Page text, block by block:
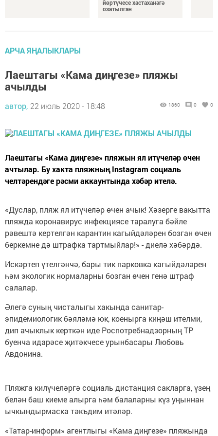
йөртүчесе хастаханәгә
озатылган
АРЧА ЯҢАЛЫКЛАРЫ
Лаештагы «Кама диңгезе» пляжы
ачылды
автор, 22 июль 2020 - 18:48 1860 0 0
Лаештагы «Кама диңгезе» пляжын ял итүчеләр өчен
ачтылар. Бу хакта пляжның Instagram социаль
челтәрендәге рәсми аккаунтында хәбәр ителә.
«Дуслар, пляж ял итүчеләр өчен ачык! Хәзерге вакытта
пляжда коронавирус инфекциясе таралуга бәйле
рәвештә кертелгән карантин кагыйдәләрен бозган өчен
беркемне дә штрафка тартмыйлар!» - диелә хәбәрдә.
Искәртеп үтелгәнчә, бары тик парковка кагыйдәләрен
һәм экологик нормаларны бозган өчен генә штраф
салалар.
Әлегә суның чисталыгы хакында санитар-
эпидемиологик бәяләмә юк, коенырга киңәш ителми,
дип ачыклык керткән иде Роспотребнадзорның ТР
буенча идарәсе җитәкчесе урынбасары Любовь
Авдонина.
Пляжга килүчеләргә социаль дистанция сакларга, үзең
белән баш киеме алырга һәм балаларны күз уңыннан
ычкындырмаска тәкъдим итәләр.
«Татар-информ» агентлыгы «Кама диңгезе» пляжында